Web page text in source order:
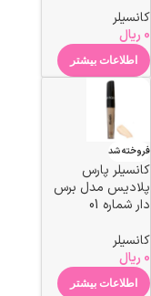
کانسیلر
0 ریال
اطلاعات بیشتر
فروخته شد
کانسیلر پارس
پلادیس مدل برس
دار شماره 01
کانسیلر
0 ریال
اطلاعات بیشتر